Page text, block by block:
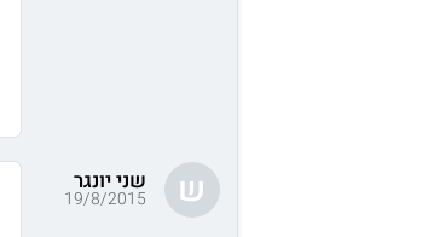
ש שני יונגר
19/8/2015